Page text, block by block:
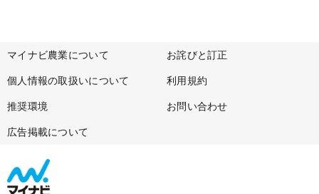
マイナビ農業について お詫びと訂正
個人情報の取扱いについて 利用規約
推奨環境 お問い合わせ
広告掲載について